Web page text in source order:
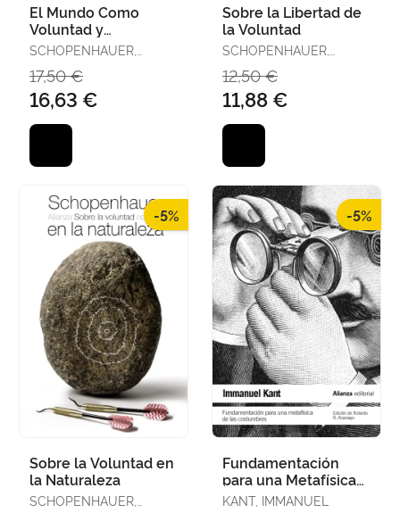
El Mundo Como
Voluntad y
Representación, 2
SCHOPENHAUER,
17,50 €
16,63 €
Sobre la Libertad de
la Voluntad
SCHOPENHAUER,
12,50 €
11,88 €
-5%
Sobre la Voluntad en
la Naturaleza
SCHOPENHAUER,
-5%
Fundamentación
para una Metafísica
de las Costumbres
KANT, IMMANUEL